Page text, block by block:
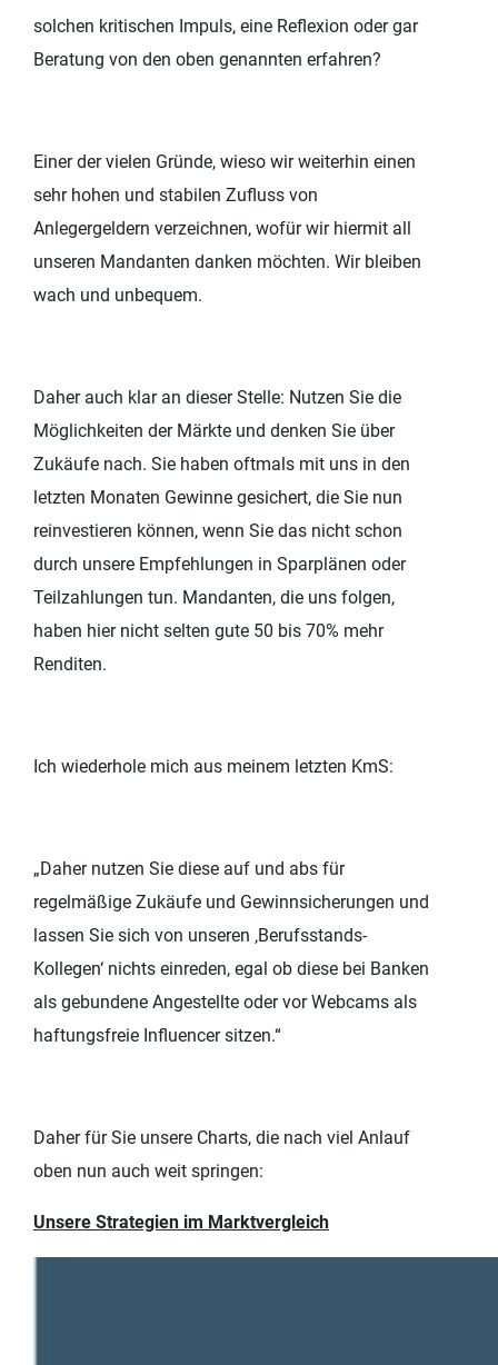
solchen kritischen Impuls, eine Reflexion oder gar
Beratung von den oben genannten erfahren?
Einer der vielen Gründe, wieso wir weiterhin einen
sehr hohen und stabilen Zufluss von
Anlegergeldern verzeichnen, wofür wir hiermit all
unseren Mandanten danken möchten. Wir bleiben
wach und unbequem.
Daher auch klar an dieser Stelle: Nutzen Sie die
Möglichkeiten der Märkte und denken Sie über
Zukäufe nach. Sie haben oftmals mit uns in den
letzten Monaten Gewinne gesichert, die Sie nun
reinvestieren können, wenn Sie das nicht schon
durch unsere Empfehlungen in Sparplänen oder
Teilzahlungen tun. Mandanten, die uns folgen,
haben hier nicht selten gute 50 bis 70% mehr
Renditen.
Ich wiederhole mich aus meinem letzten KmS:
„Daher nutzen Sie diese auf und abs für
regelmäßige Zukäufe und Gewinnsicherungen und
lassen Sie sich von unseren ‚Berufsstands-
Kollegen‘ nichts einreden, egal ob diese bei Banken
als gebundene Angestellte oder vor Webcams als
haftungsfreie Influencer sitzen.“
Daher für Sie unsere Charts, die nach viel Anlauf
oben nun auch weit springen:
Unsere Strategien im Marktvergleich